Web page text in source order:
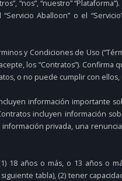
“nos”, “nuestro”
Aballoon” o el
y Condiciones de Uso
los “Contratos”).
o no puede cumplir con
información importante
incluyen información
privada, una
18 años o más, o 13 años o
tabla), (2) tener